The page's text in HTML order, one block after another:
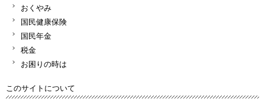
おくやみ
国民健康保険
国民年金
税金
お困りの時は
このサイトについて